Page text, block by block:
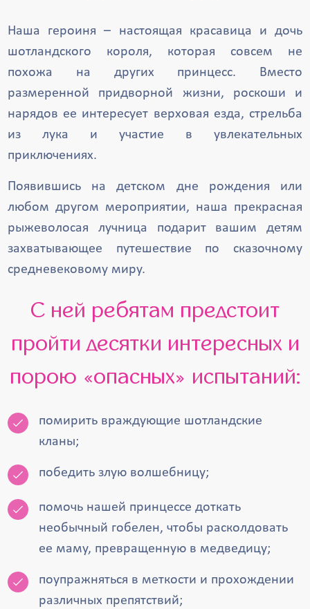
Наша героиня – настоящая красавица и дочь
шотландского короля, которая совсем не
похожа на других принцесс. Вместо
размеренной придворной жизни, роскоши и
нарядов ее интересует верховая езда, стрельба
из лука и участие в увлекательных
приключениях.
Появившись на детском дне рождения или
любом другом мероприятии, наша прекрасная
рыжеволосая лучница подарит вашим детям
захватывающее путешествие по сказочному
средневековому миру.
С ней ребятам предстоит
пройти десятки интересных и
порою «опасных» испытаний:
помирить враждующие шотландские
кланы;
победить злую волшебницу;
помочь нашей принцессе доткать
необычный гобелен, чтобы расколдовать
ее маму, превращенную в медведицу;
поупражняться в меткости и прохождении
различных препятствий;